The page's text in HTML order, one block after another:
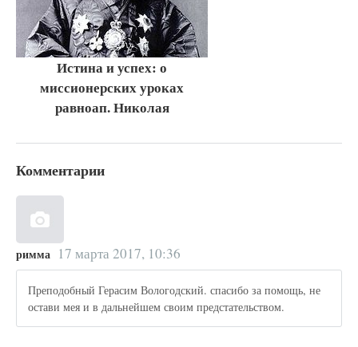
Истина и успех: о
миссионерских уроках
равноап. Николая
Комментарии
римма 17 марта 2017, 10:36
Преподобный Герасим Вологодский. спасибо за помощь, не
остави мея и в дальнейшем своим предстательством.